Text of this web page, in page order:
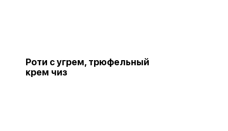
Роти с угрем, трюфельный
крем чиз